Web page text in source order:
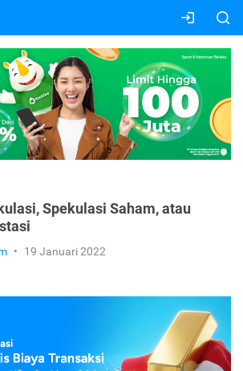
Spekulasi Saham, atau
• 19 Januari 2022